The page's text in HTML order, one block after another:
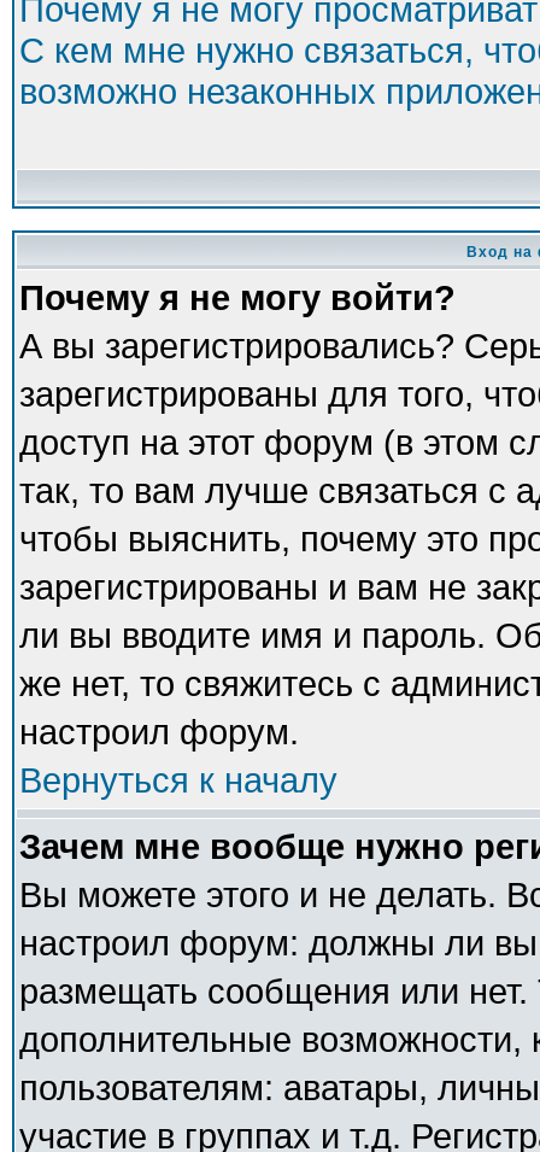
Почему я не могу
С кем мне нужно связаться,
возможно незаконных
Вход на
Почему я не могу войти?
А вы зарегистрировались?
зарегистрированы для того,
доступ на этот форум (в этом
так, то вам лучше связаться с
чтобы выяснить, почему это
зарегистрированы и вам не
ли вы вводите имя и пароль.
же нет, то свяжитесь с
настроил форум.
Вернуться к началу
Зачем мне вообще нужно
Вы можете этого и не делать.
настроил форум: должны ли вы
размещать сообщения или
дополнительные
пользователям: аватары,
участие в группах и т.д.